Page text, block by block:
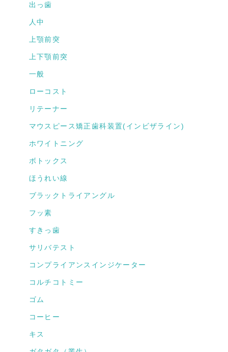
出っ歯
人中
上顎前突
上下顎前突
一般
ローコスト
リテーナー
マウスピース矯正歯科装置(インビザライン)
ホワイトニング
ボトックス
ほうれい線
ブラックトライアングル
フッ素
すきっ歯
サリバテスト
コンプライアンスインジケーター
コルチコトミー
ゴム
コーヒー
キス